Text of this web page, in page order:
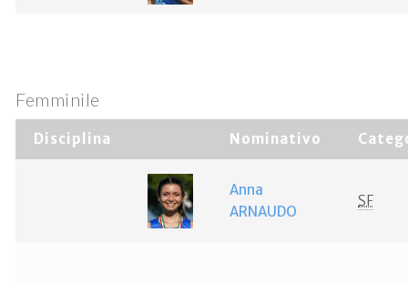
Femminile
Disciplina Nominativo
Anna
ARNAUDO
SF